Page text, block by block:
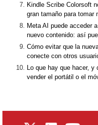
Kindle Scribe Colorsoft
gran tamaño para tomar
Meta AI puede acceder
nuevo contenido: así
Cómo evitar que la
conecte con otros
Lo que hay que hacer,
vender el portátil o el